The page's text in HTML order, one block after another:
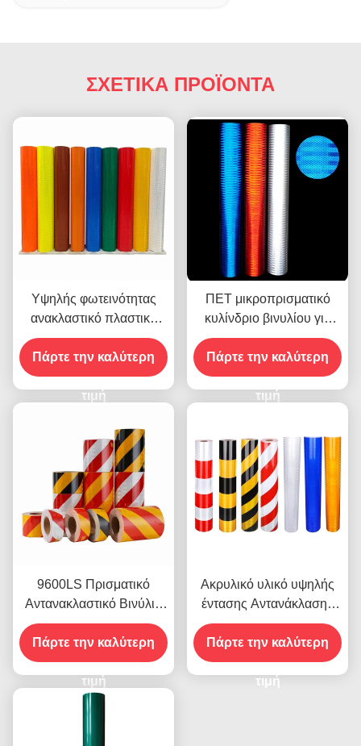
ΣΧΕΤΙΚΑ ΠΡΟΪΟΝΤΑ
Υψηλής φωτεινότητας
ανακλαστικό πλαστικό
φύλλο Πρισματικό EGP
ανακλαστικό φύλλο
βινυλίου
Πάρτε την καλύτερη
τιμή
ΠΕΤ μικροπρισματικό
κυλίνδριο βινυλίου για
ανακλαστικό φύλλο
κυκλοφοριακής
ασφάλειας
Πάρτε την καλύτερη
τιμή
9600LS Πρισματικό
Αντανακλαστικό Βινύλιο
Ρολ Φιλμ υψηλής
έντασης
Πάρτε την καλύτερη
τιμή
Ακρυλικό υλικό υψηλής
έντασης Αντανάκλασης
9300 για αυτοκόλλητα
οχημάτων
Πάρτε την καλύτερη
τιμή